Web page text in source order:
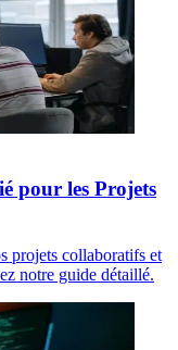
pour les Projets
projets collaboratifs et
notre guide détaillé.